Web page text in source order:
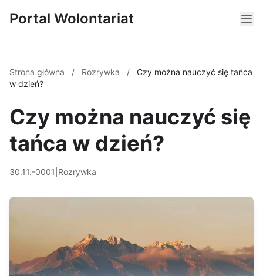
Portal Wolontariat
Strona główna / Rozrywka /
Czy można nauczyć się tańca
w dzień?
Czy można nauczyć się
tańca w dzień?
30.11.-0001 Rozrywka